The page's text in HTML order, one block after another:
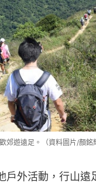
郊遊遠足。（資料圖片/顏銘
戶外活動，行山遠